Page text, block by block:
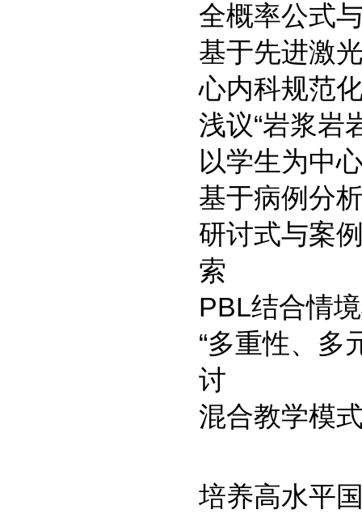
全概率公式
基于先进激
心内科规范
浅议“岩浆岩
以学生为中
基于病例分
研讨式与案
索
PBL结合情
“多重性、多
讨
混合教学模
培养高水平